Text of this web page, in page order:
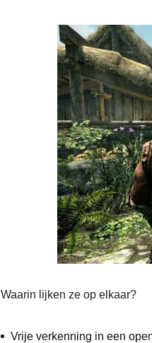
Waarin lijken ze op elkaar?
Vrije verkenning in een